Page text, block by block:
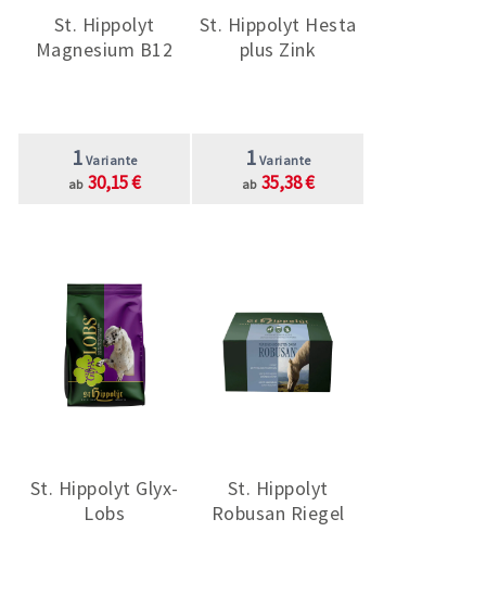
St. Hippolyt
Magnesium B12
1 Variante
ab 30,15 €
St. Hippolyt Hesta
plus Zink
1 Variante
ab 35,38 €
St. Hippolyt Glyx-
Lobs
St. Hippolyt
Robusan Riegel